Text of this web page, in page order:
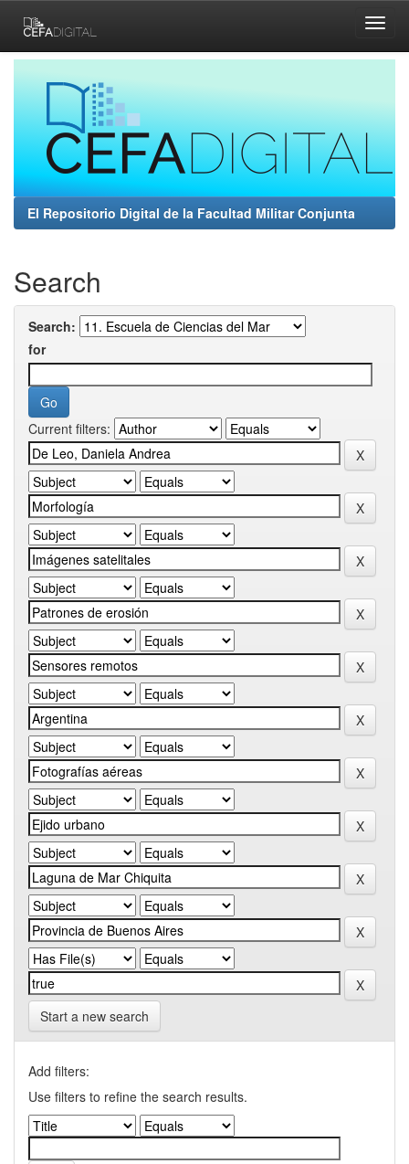
navigation
El Repositorio Digital de la Facultad Militar Conjunta
Search
Search:
for
Current filters:
Start a new search
Add filters:
Use filters to refine the search results.